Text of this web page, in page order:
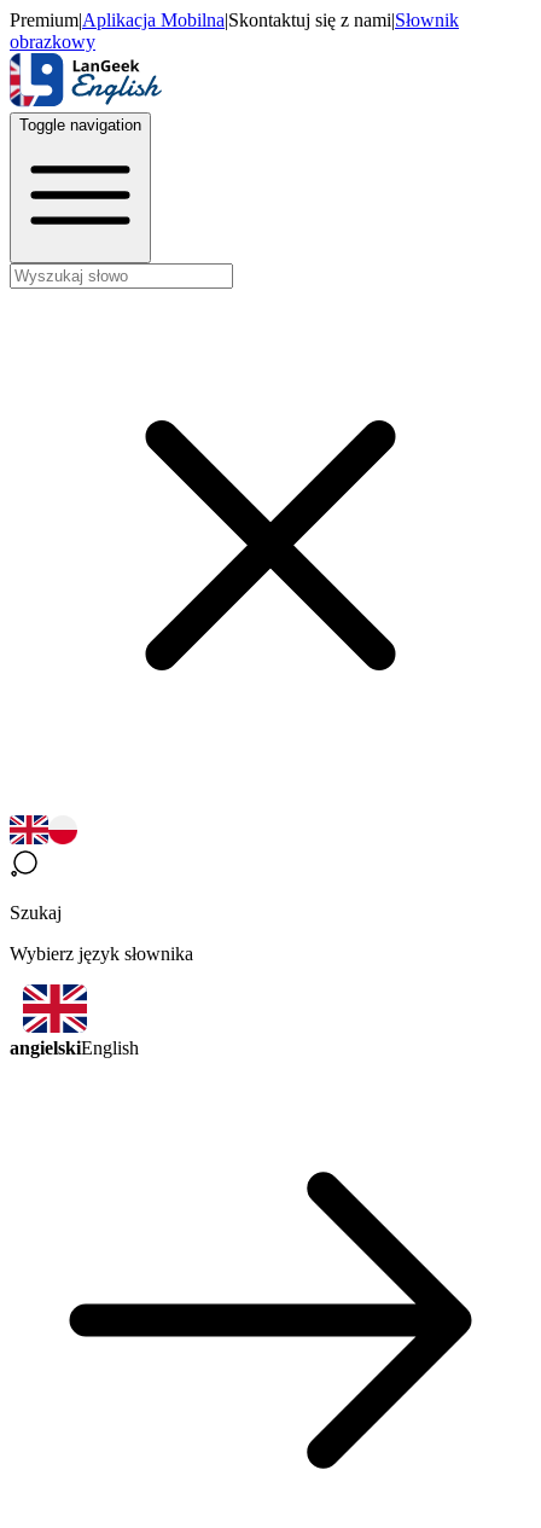
Premium|Aplikacja Mobilna|Skontaktuj się z nami|Słownik
obrazkowy
Toggle navigation
Szukaj
Wybierz język słownika
angielskiEnglish